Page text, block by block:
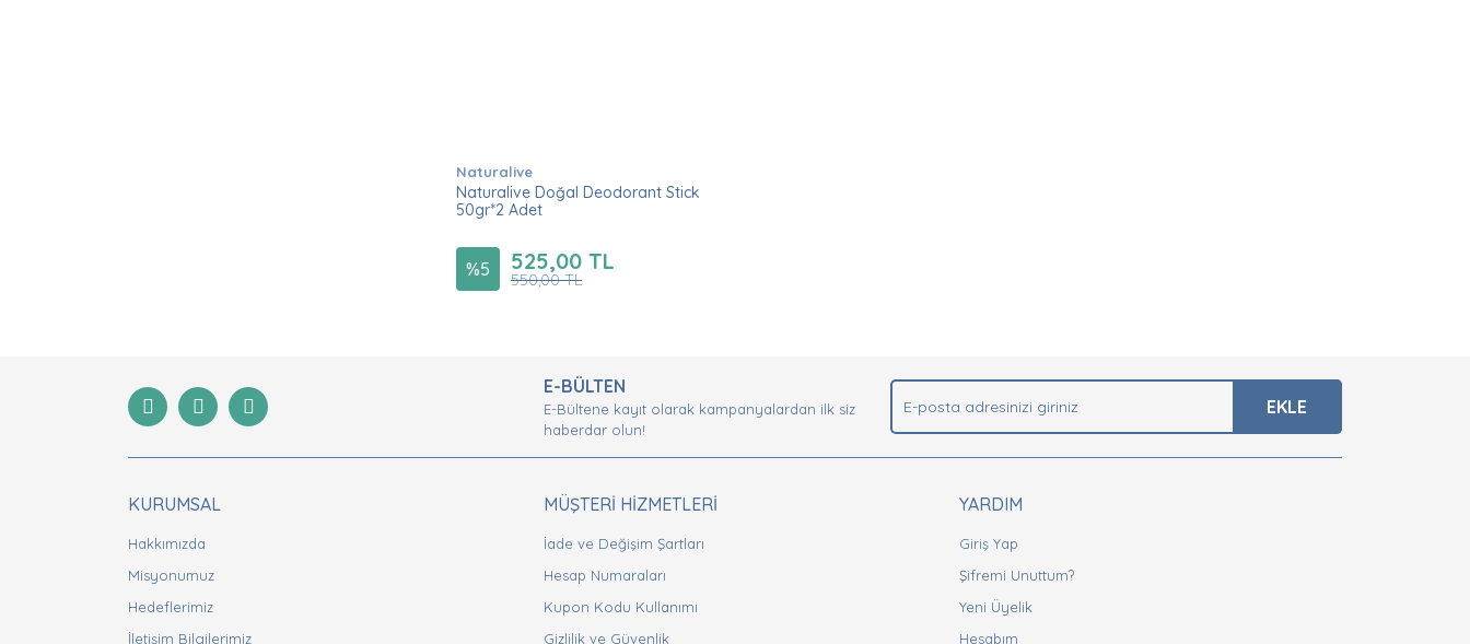
Naturalive
Naturalive Doğal Deodorant Stick
50gr*2 Adet
%5 525,00 TL
550,00 TL
E-BÜLTEN
E-Bültene kayıt olarak kampanyalardan ilk siz
haberdar olun!
EKLE
KURUMSAL
Hakkımızda
Misyonumuz
Hedeflerimiz
İletişim Bilgilerimiz
MÜŞTERİ HİZMETLERİ
İade ve Değişim Şartları
Hesap Numaraları
Kupon Kodu Kullanımı
Gizlilik ve Güvenlik
YARDIM
Giriş Yap
Şifremi Unuttum?
Yeni Üyelik
Hesabım